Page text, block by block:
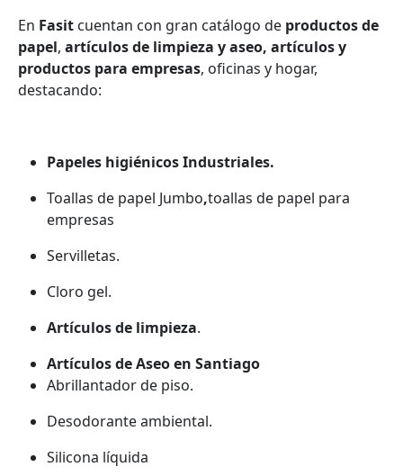
En Fasit cuentan con gran catálogo de productos de
papel, artículos de limpieza y aseo, artículos y
productos para empresas, oficinas y hogar,
destacando:
Papeles higiénicos Industriales.
Toallas de papel Jumbo,toallas de papel para
empresas
Servilletas.
Cloro gel.
Artículos de limpieza.
Artículos de Aseo en Santiago
Abrillantador de piso.
Desodorante ambiental.
Silicona líquida